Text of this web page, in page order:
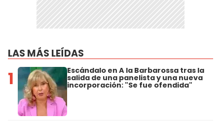
LAS MÁS LEÍDAS
1 Escándalo en A la Barbarossa tras la
salida de una panelista y una nueva
incorporación: "Se fue ofendida"